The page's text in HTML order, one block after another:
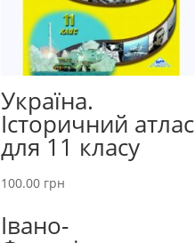
Україна.
Історичний атлас
для 11 класу
100.00 грн
Івано-